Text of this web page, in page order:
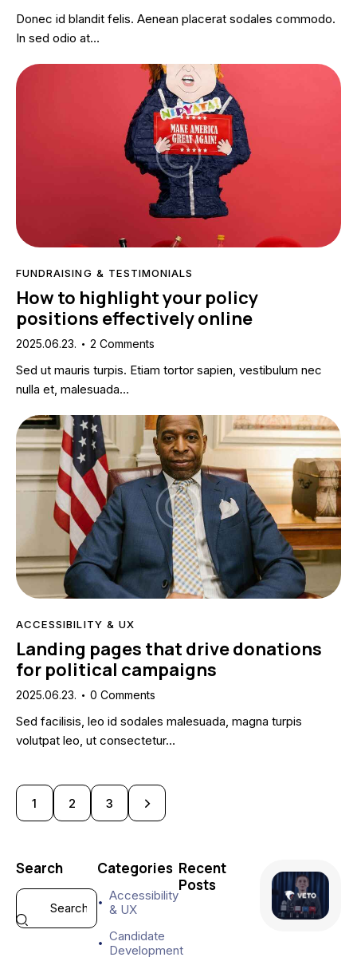
Donec id blandit felis. Aenean placerat sodales commodo.
In sed odio at…
FUNDRAISING & TESTIMONIALS
How to highlight your policy
positions effectively online
2025.06.23. 2 Comments
Sed ut mauris turpis. Etiam tortor sapien, vestibulum nec
nulla et, malesuada…
ACCESSIBILITY & UX
Landing pages that drive donations
for political campaigns
2025.06.23. 0 Comments
Sed facilisis, leo id sodales malesuada, magna turpis
volutpat leo, ut consectetur…
1 2 3
>
Search Categories
Accessibility
& UX
Candidate
Development
Recent
Posts
ELECTORATE